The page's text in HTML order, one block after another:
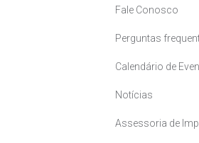
Fale Conosco
Perguntas
Calendário de
Notícias
Assessoria de